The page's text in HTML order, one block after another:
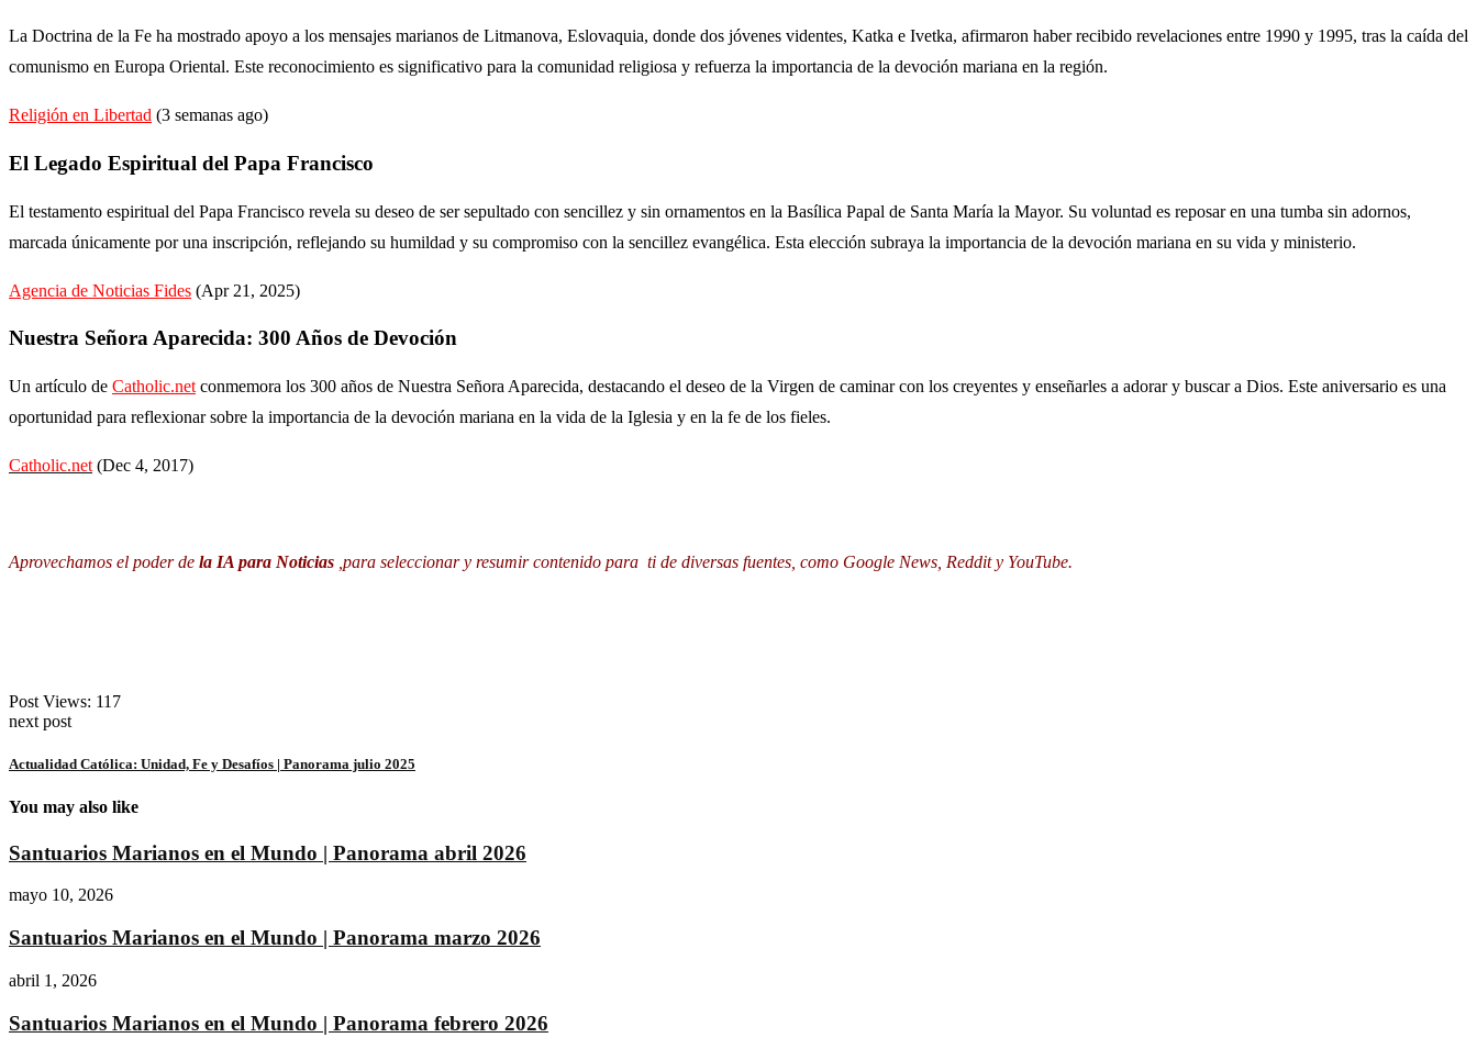
La Doctrina de la Fe ha mostrado apoyo a los mensajes marianos de Litmanova, Eslovaquia, donde dos jóvenes videntes, Katka e Ivetka, afirmaron haber recibido revelaciones entre 1990 y 1995, tras la caída del
comunismo en Europa Oriental. Este reconocimiento es significativo para la comunidad religiosa y refuerza la importancia de la devoción mariana en la región.
Religión en Libertad (3 semanas ago)
El Legado Espiritual del Papa Francisco
El testamento espiritual del Papa Francisco revela su deseo de ser sepultado con sencillez y sin ornamentos en la Basílica Papal de Santa María la Mayor. Su voluntad es reposar en una tumba sin adornos,
marcada únicamente por una inscripción, reflejando su humildad y su compromiso con la sencillez evangélica. Esta elección subraya la importancia de la devoción mariana en su vida y ministerio.
Agencia de Noticias Fides (Apr 21, 2025)
Nuestra Señora Aparecida: 300 Años de Devoción
Un artículo de Catholic.net conmemora los 300 años de Nuestra Señora Aparecida, destacando el deseo de la Virgen de caminar con los creyentes y enseñarles a adorar y buscar a Dios. Este aniversario es una
oportunidad para reflexionar sobre la importancia de la devoción mariana en la vida de la Iglesia y en la fe de los fieles.
Catholic.net (Dec 4, 2017)
Aprovechamos el poder de la IA para Noticias ,para seleccionar y resumir contenido para ti de diversas fuentes, como Google News, Reddit y YouTube.
Post Views: 117
next post
Actualidad Católica: Unidad, Fe y Desafíos | Panorama julio 2025
You may also like
Santuarios Marianos en el Mundo | Panorama abril 2026
mayo 10, 2026
Santuarios Marianos en el Mundo | Panorama marzo 2026
abril 1, 2026
Santuarios Marianos en el Mundo | Panorama febrero 2026